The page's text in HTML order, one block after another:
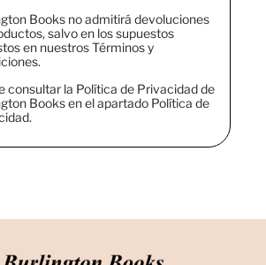
Books no admitirá devoluciones
salvo en los supuestos
en nuestros Términos y
consultar la Política de Privacidad de
Books en el apartado Política de